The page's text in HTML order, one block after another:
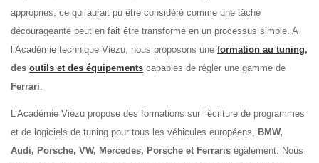
appropriés, ce qui aurait pu être considéré comme une tâche
décourageante peut en fait être transformé en un processus simple. A
l’Académie technique Viezu, nous proposons une formation au tuning,
des outils et des équipements capables de régler une gamme de
Ferrari.
L’Académie Viezu propose des formations sur l’écriture de programmes
et de logiciels de tuning pour tous les véhicules européens, BMW,
Audi, Porsche, VW, Mercedes, Porsche et Ferraris également. Nous